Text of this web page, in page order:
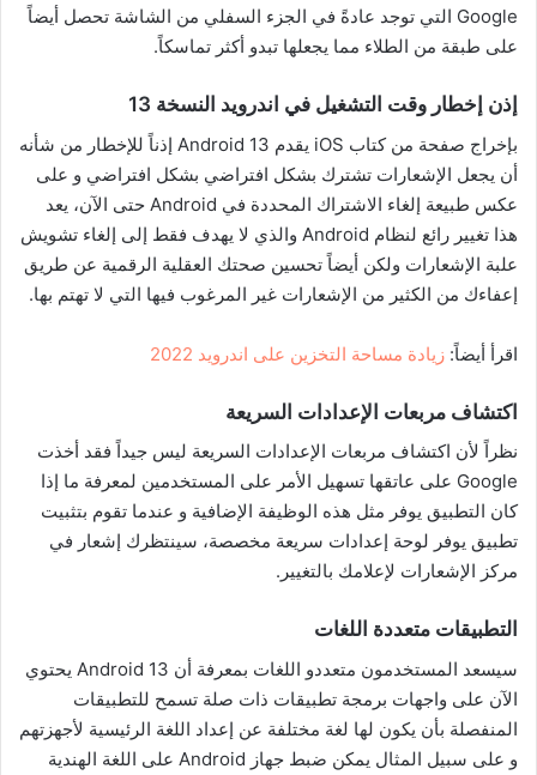
Google التي توجد عادةً في الجزء السفلي من الشاشة تحصل أيضاً
على طبقة من الطلاء مما يجعلها تبدو أكثر تماسكاً.
إذن إخطار وقت التشغيل في اندرويد النسخة 13
بإخراج صفحة من كتاب iOS يقدم Android 13 إذناً للإخطار من شأنه
أن يجعل الإشعارات تشترك بشكل افتراضي بشكل افتراضي و على
عكس طبيعة إلغاء الاشتراك المحددة في Android حتى الآن، يعد
هذا تغيير رائع لنظام Android والذي لا يهدف فقط إلى إلغاء تشويش
علبة الإشعارات ولكن أيضاً تحسين صحتك العقلية الرقمية عن طريق
إعفاءك من الكثير من الإشعارات غير المرغوب فيها التي لا تهتم بها.
اقرأ أيضاً: زيادة مساحة التخزين على اندرويد 2022
اكتشاف مربعات الإعدادات السريعة
نظراً لأن اكتشاف مربعات الإعدادات السريعة ليس جيداً فقد أخذت
Google على عاتقها تسهيل الأمر على المستخدمين لمعرفة ما إذا
كان التطبيق يوفر مثل هذه الوظيفة الإضافية و عندما تقوم بتثبيت
تطبيق يوفر لوحة إعدادات سريعة مخصصة، سينتظرك إشعار في
مركز الإشعارات لإعلامك بالتغيير.
التطبيقات متعددة اللغات
سيسعد المستخدمون متعددو اللغات بمعرفة أن Android 13 يحتوي
الآن على واجهات برمجة تطبيقات ذات صلة تسمح للتطبيقات
المنفصلة بأن يكون لها لغة مختلفة عن إعداد اللغة الرئيسية لأجهزتهم
و على سبيل المثال يمكن ضبط جهاز Android على اللغة الهندية